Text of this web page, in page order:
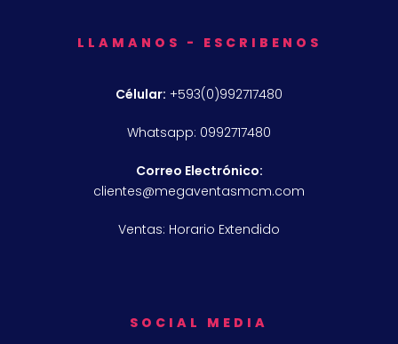
LLAMANOS - ESCRIBENOS
Célular: +593(0)992717480
Whatsapp: 0992717480
Correo Electrónico:
clientes@megaventasmcm.com
Ventas: Horario Extendido
SOCIAL MEDIA